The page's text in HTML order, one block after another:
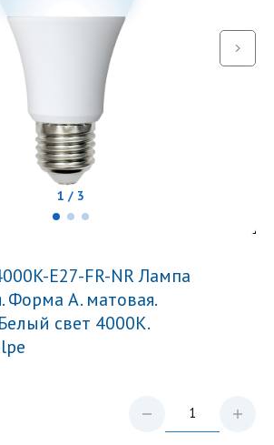
1 / 3
Форма A. матовая.
свет 4000K.